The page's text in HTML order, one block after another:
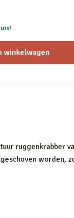
winkelwagen
ruggenkrabber
worden,